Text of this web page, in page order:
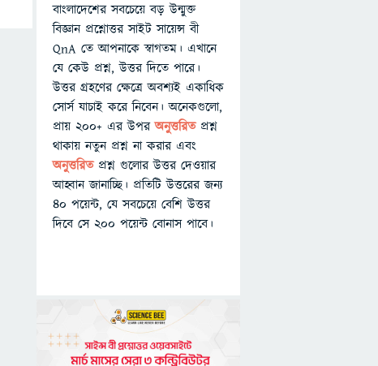
বাংলাদেশের সবচেয়ে বড় উন্মুক্ত
বিজ্ঞান প্রশ্নোত্তর সাইট সায়েন্স বী
QnA তে আপনাকে স্বাগতম। এখানে
যে কেউ প্রশ্ন, উত্তর দিতে পারে।
উত্তর গ্রহণের ক্ষেত্রে অবশ্যই একাধিক
সোর্স যাচাই করে নিবেন। অনেকগুলো,
প্রায় ২০০+ এর উপরঅনুত্তরিতপ্রশ্ন
থাকায় নতুন প্রশ্ন না করার এবং
অনুত্তরিত প্রশ্ন গুলোর উত্তর দেওয়ার
আহ্বান জানাচ্ছি। প্রতিটি উত্তরের জন্য
৪০ পয়েন্ট, যে সবচেয়ে বেশি উত্তর
দিবে সে ২০০ পয়েন্ট বোনাস পাবে।